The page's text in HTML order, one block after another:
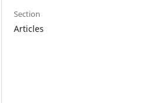
Section
Articles